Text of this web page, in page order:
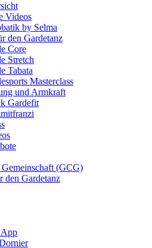
Videos
by Selma
den Gardetanz
Core
Stretch
Tabata
Masterclass
und Armkraft
Gardefit
(GCG)
Gardetanz